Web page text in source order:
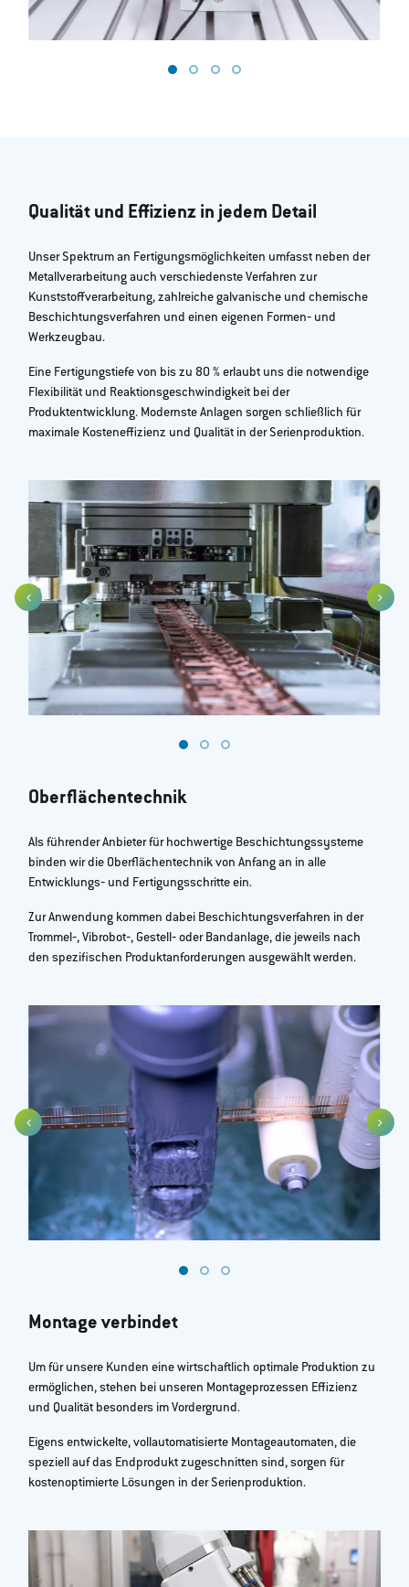
Qualität und Effizienz in jedem Detail
Unser Spektrum an Fertigungsmöglichkeiten umfasst neben der
Metallverarbeitung auch verschiedenste Verfahren zur
Kunststoffverarbeitung, zahlreiche galvanische und chemische
Beschichtungsverfahren und einen eigenen Formen‐ und
Werkzeugbau.
Eine Fertigungstiefe von bis zu 80 % erlaubt uns die notwendige
Flexibilität und Reaktionsgeschwindigkeit bei der
Produktentwicklung. Modernste Anlagen sorgen schließlich für
maximale Kosteneffizienz und Qualität in der Serienproduktion.
Oberflächentechnik
Als führender Anbieter für hochwertige Beschichtungssysteme
binden wir die Oberflächentechnik von Anfang an in alle
Entwicklungs‐ und Fertigungsschritte ein.
Zur Anwendung kommen dabei Beschichtungsverfahren in der
Trommel‐, Vibrobot‐, Gestell‐ oder Bandanlage, die jeweils nach
den spezifischen Produktanforderungen ausgewählt werden.
Montage verbindet
Um für unsere Kunden eine wirtschaftlich optimale Produktion zu
ermöglichen, stehen bei unseren Montageprozessen Effizienz
und Qualität besonders im Vordergrund.
Eigens entwickelte, vollautomatisierte Montageautomaten, die
speziell auf das Endprodukt zugeschnitten sind, sorgen für
kostenoptimierte Lösungen in der Serienproduktion.